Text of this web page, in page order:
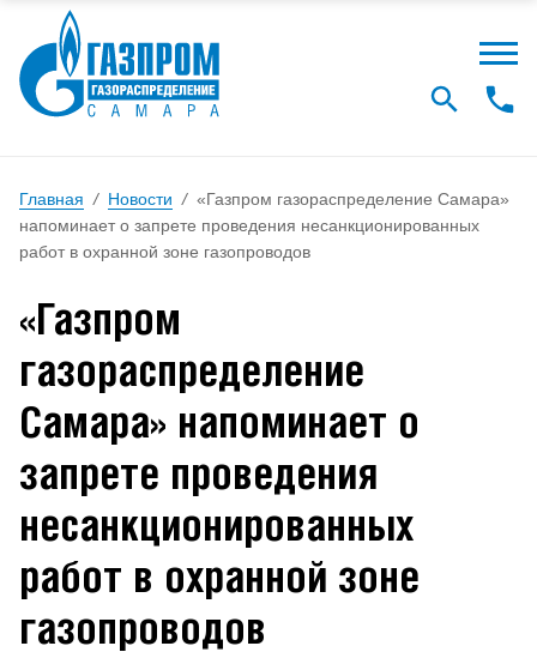
Главная / Новости / «Газпром газораспределение Самара»
напоминает о запрете проведения несанкционированных
работ в охранной зоне газопроводов
«Газпром
газораспределение
Самара» напоминает о
запрете проведения
несанкционированных
работ в охранной зоне
газопроводов